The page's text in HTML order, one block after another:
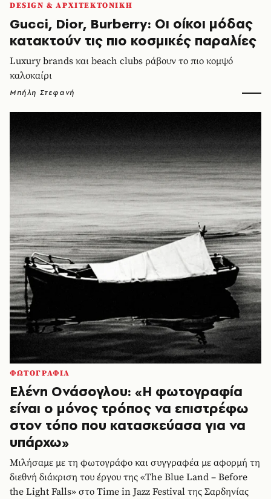
DESIGN & ΑΡΧΙΤΕΚΤΟΝΙΚΗ
Gucci, Dior, Burberry: Οι οίκοι μόδας
κατακτούν τις πιο κοσμικές παραλίες
Luxury brands και beach clubs ράβουν το πιο κομψό
καλοκαίρι
Μπήλη Στεφανή
ΦΩΤΟΓΡΑΦΙΑ
Ελένη Ονάσογλου: «Η φωτογραφία
είναι ο μόνος τρόπος να επιστρέφω
στον τόπο που κατασκεύασα για να
υπάρχω»
Μιλήσαμε με τη φωτογράφο και συγγραφέα με αφορμή τη
διεθνή διάκριση του έργου της «The Blue Land – Before
the Light Falls» στο Time in Jazz Festival της Σαρδηνίας